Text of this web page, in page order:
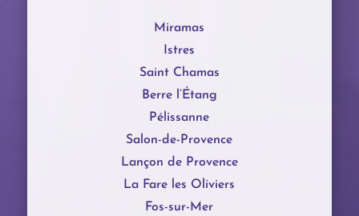
Miramas
Istres
Saint Chamas
Berre l’Étang
Pélissanne
Salon-de-Provence
Lançon de Provence
La Fare les Oliviers
Fos-sur-Mer